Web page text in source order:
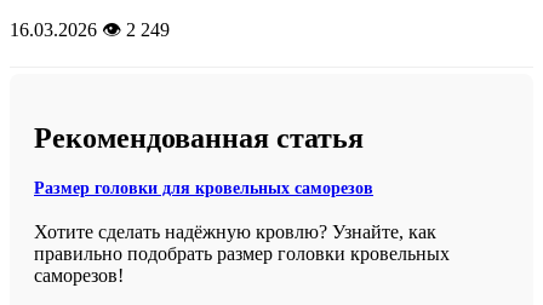
16.03.2026 👁️ 2 249
Рекомендованная статья
Размер головки для кровельных саморезов
Хотите сделать надёжную кровлю? Узнайте, как
правильно подобрать размер головки кровельных
саморезов!